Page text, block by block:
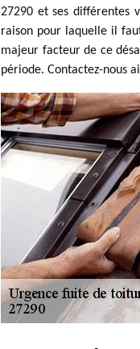
27290 et ses différentes
raison pour laquelle il
majeur facteur de ce
période. Contactez-nous